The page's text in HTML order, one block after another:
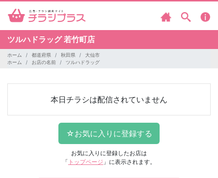
ツルハドラッグ若竹町店
ホーム 都道府県 秋田県
大仙市
ホーム
お店の名前 ツルハドラッグ
本日チラシは配信されていません
お気に入りに登録したお店は
「 トップページ 」に表示されます。